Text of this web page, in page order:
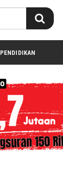
PENDIDIKAN